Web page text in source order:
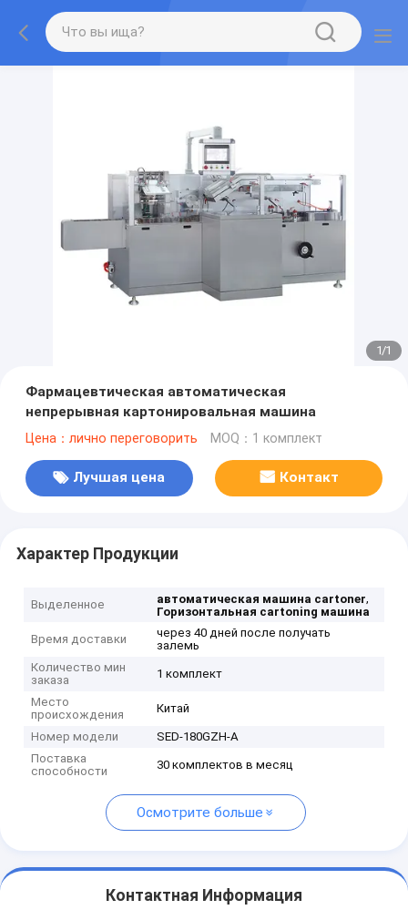
1/1
Фармацевтическая автоматическая
непрерывная картонировальная машина
Цена：лично переговорить MOQ：1 комплект
Лучшая цена Контакт
Характер Продукции
Выделенное автоматическая машина cartoner,
Горизонтальная cartoning машина
Время доставки
через 40 дней после получать
залемь
Количество мин
заказа
1 комплект
Место
происхождения
Китай
Номер модели
SED-180GZH-A
Поставка
способности
30 комплектов в месяц
Осмотрите больше
Контактная Информация